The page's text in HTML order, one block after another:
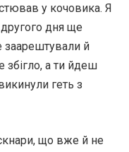
у кочовика. Я
другого дня ще
заарештували й
збігло, а ти йдеш
геть з
що вже й не